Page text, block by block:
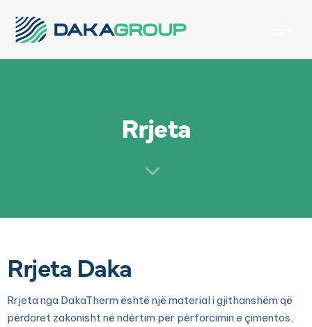
Rrjeta
Rrjeta Daka
Rrjeta nga DakaTherm është një material i gjithanshëm që
përdoret zakonisht në ndërtim për përforcimin e çimentos,